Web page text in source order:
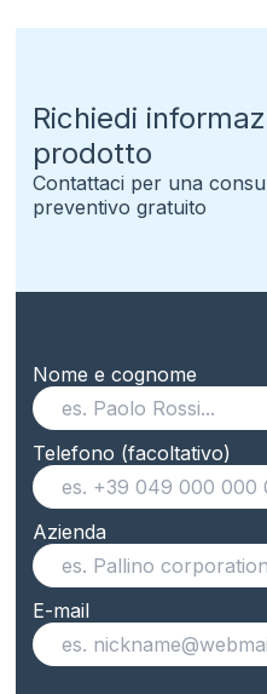
Richiedi
prodotto
Contattaci per una
preventivo gratuito
Nome e cognome
Telefono (facoltativo)
Azienda
E-mail